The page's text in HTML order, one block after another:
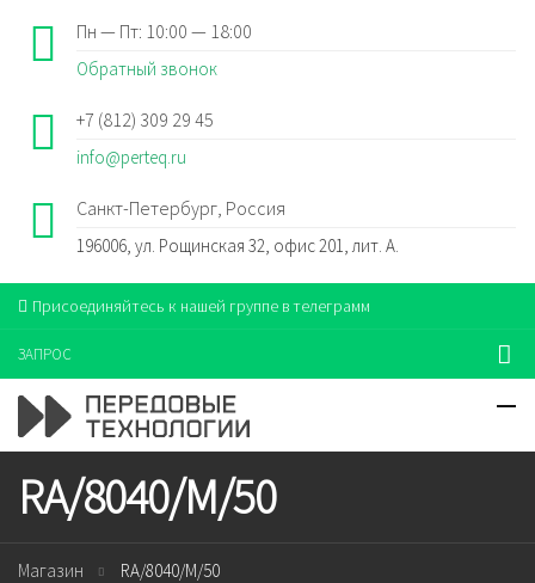
Пн — Пт: 10:00 — 18:00
Обратный звонок
+7 (812) 309 29 45
info@perteq.ru
Санкт-Петербург, Россия
196006, ул. Рощинская 32, офис 201, лит. А.
Присоединяйтесь к нашей группе в телеграмм
ЗАПРОС
RA/8040/M/50
Магазин RA/8040/M/50